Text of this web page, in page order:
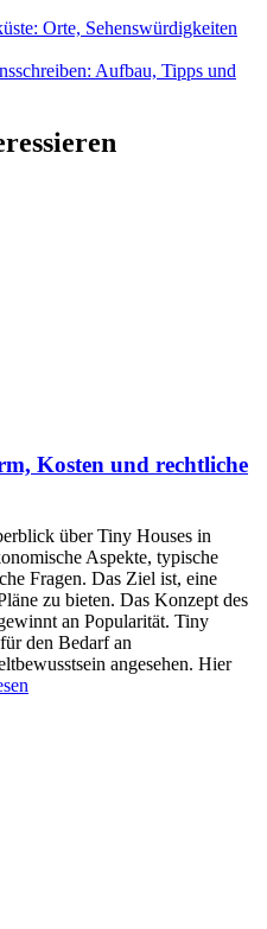
Orte, Sehenswürdigkeiten
Aufbau, Tipps und
Kosten und rechtliche
über Tiny Houses in
Aspekte, typische
Fragen. Das Ziel ist, eine
zu bieten. Das Konzept des
an Popularität. Tiny
den Bedarf an
angesehen. Hier